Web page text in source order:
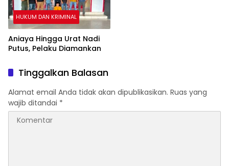
HUKUM DAN KRIMINAL
Aniaya Hingga Urat Nadi
Putus, Pelaku Diamankan
Tinggalkan Balasan
Alamat email Anda tidak akan dipublikasikan. Ruas yang
wajib ditandai *